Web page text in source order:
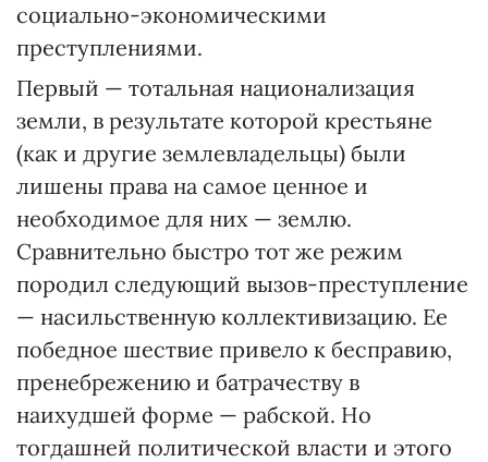
социально-экономическими
преступлениями.
Первый — тотальная национализация
земли, в результате которой крестьяне
(как и другие землевладельцы) были
лишены права на самое ценное и
необходимое для них — землю.
Сравнительно быстро тот же режим
породил следующий вызов-преступление
— насильственную коллективизацию. Ее
победное шествие привело к бесправию,
пренебрежению и батрачеству в
наихудшей форме — рабской. Но
тогдашней политической власти и этого